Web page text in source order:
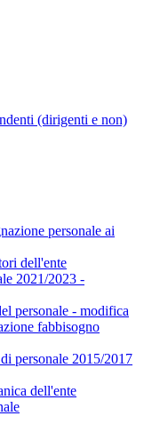
(dirigenti e non)
personale ai
dell'ente
2021/2023 -
personale - modifica
fabbisogno
personale 2015/2017
dell'ente